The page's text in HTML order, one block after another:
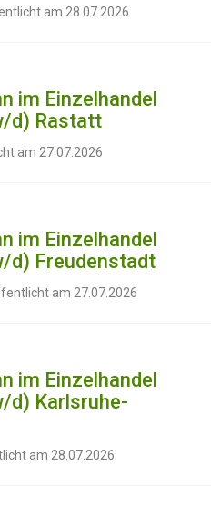
am 28.07.2026
im Einzelhandel
d) Rastatt
am 27.07.2026
im Einzelhandel
d) Freudenstadt
am 27.07.2026
im Einzelhandel
d) Karlsruhe-
am 28.07.2026